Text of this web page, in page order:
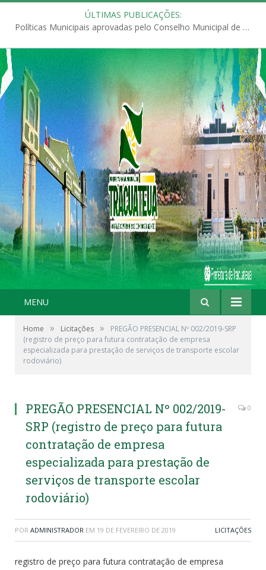
ÚLTIMAS PUBLICAÇÕES:
Políticas Municipais aprovadas pelo Conselho Municipal de Educação (CME)
MENU
Home » Licitações »
PREGÃO PRESENCIAL Nº 002/2019-SRP
(registro de preço para futura contratação de empresa
especializada para prestação de serviços de transporte escolar
rodoviário)
PREGÃO PRESENCIAL Nº 002/2019-
SRP (registro de preço para futura
contratação de empresa
especializada para prestação de
serviços de transporte escolar
rodoviário)
0
POR ADMINISTRADOR EM 19 DE FEVEREIRO DE 2019 LICITAÇÕES
registro de preço para futura contratação de empresa